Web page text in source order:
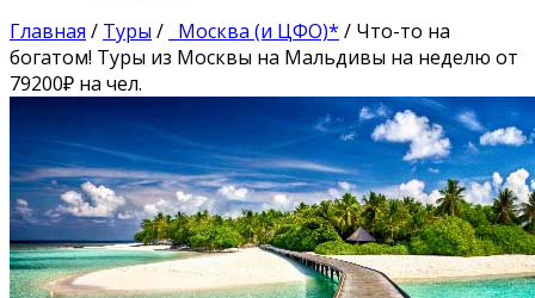
Главная / Туры / Москва (и ЦФО)* / Что-то на
богатом! Туры из Москвы на Мальдивы на неделю от
79200₽ на чел.